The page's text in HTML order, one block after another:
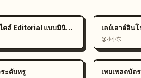
พรอมต์สำหรับการออกแบบกราฟิกสไตล์ Editorial แบบมินิมอล เลย์เอาต์อิน
@小小东
ะดับหรู เทมเพลตบัต